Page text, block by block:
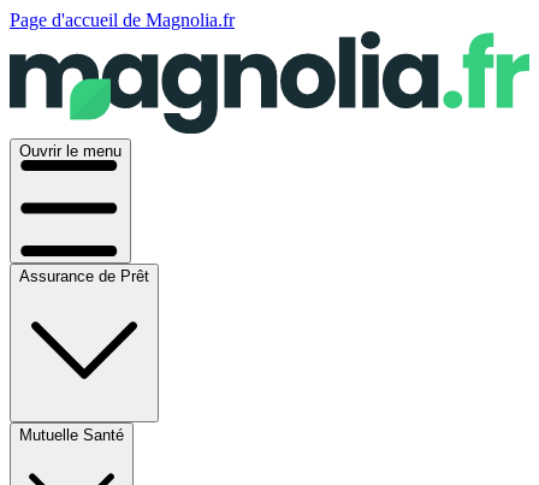
Page d'accueil de Magnolia.fr
Ouvrir le menu
Assurance de Prêt
Mutuelle Santé